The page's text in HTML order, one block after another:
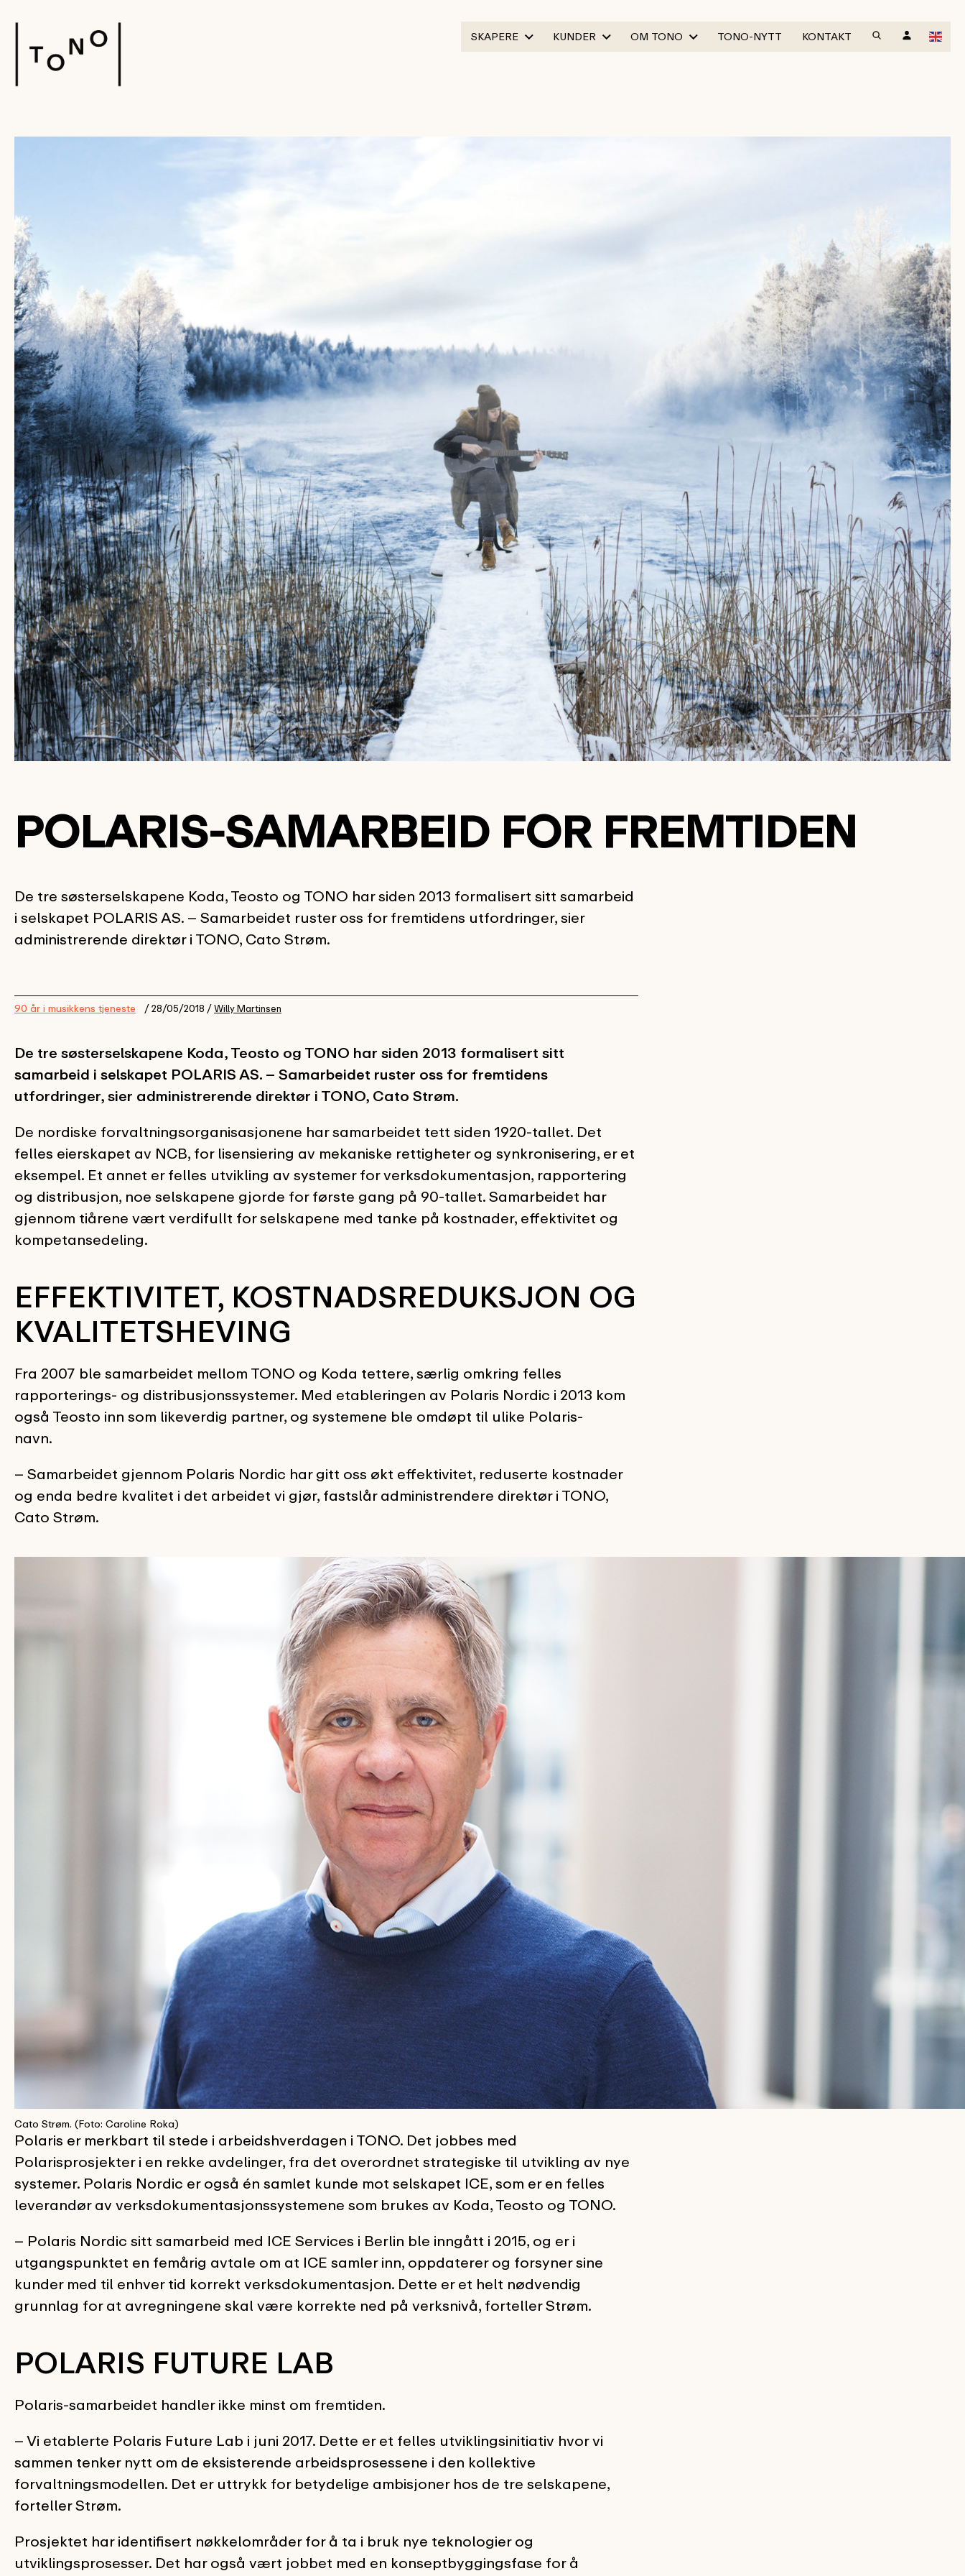
SKAPERE KUNDER OM TONO TONO-NYTT KONTAKT
POLARIS-SAMARBEID FOR FREMTIDEN
De tre søsterselskapene Koda, Teosto og TONO har siden 2013 formalisert sitt samarbeid
i selskapet POLARIS AS. – Samarbeidet ruster oss for fremtidens utfordringer, sier
administrerende direktør i TONO, Cato Strøm.
90 år i musikkens tjeneste / 28/05/2018 /Willy Martinsen
De tre søsterselskapene Koda, Teosto og TONO har siden 2013 formalisert sitt
samarbeid i selskapet POLARIS AS. – Samarbeidet ruster oss for fremtidens
utfordringer, sier administrerende direktør i TONO, Cato Strøm.
De nordiske forvaltningsorganisasjonene har samarbeidet tett siden 1920-tallet. Det
felles eierskapet av NCB, for lisensiering av mekaniske rettigheter og synkronisering, er et
eksempel. Et annet er felles utvikling av systemer for verksdokumentasjon, rapportering
og distribusjon, noe selskapene gjorde for første gang på 90-tallet. Samarbeidet har
gjennom tiårene vært verdifullt for selskapene med tanke på kostnader, effektivitet og
kompetansedeling.
EFFEKTIVITET, KOSTNADSREDUKSJON OG
KVALITETSHEVING
Fra 2007 ble samarbeidet mellom TONO og Koda tettere, særlig omkring felles
rapporterings- og distribusjonssystemer. Med etableringen av Polaris Nordic i 2013 kom
også Teosto inn som likeverdig partner, og systemene ble omdøpt til ulike Polaris-
navn.
– Samarbeidet gjennom Polaris Nordic har gitt oss økt effektivitet, reduserte kostnader
og enda bedre kvalitet i det arbeidet vi gjør, fastslår administrendere direktør i TONO,
Cato Strøm.
Cato Strøm. (Foto: Caroline Roka)
Polaris er merkbart til stede i arbeidshverdagen i TONO. Det jobbes med
Polarisprosjekter i en rekke avdelinger, fra det overordnet strategiske til utvikling av nye
systemer. Polaris Nordic er også én samlet kunde mot selskapet ICE, som er en felles
leverandør av verksdokumentasjonssystemene som brukes av Koda, Teosto og TONO.
– Polaris Nordic sitt samarbeid med ICE Services i Berlin ble inngått i 2015, og er i
utgangspunktet en femårig avtale om at ICE samler inn, oppdaterer og forsyner sine
kunder med til enhver tid korrekt verksdokumentasjon. Dette er et helt nødvendig
grunnlag for at avregningene skal være korrekte ned på verksnivå, forteller Strøm.
POLARIS FUTURE LAB
Polaris-samarbeidet handler ikke minst om fremtiden.
– Vi etablerte Polaris Future Lab i juni 2017. Dette er et felles utviklingsinitiativ hvor vi
sammen tenker nytt om de eksisterende arbeidsprosessene i den kollektive
forvaltningsmodellen. Det er uttrykk for betydelige ambisjoner hos de tre selskapene,
forteller Strøm.
Prosjektet har identifisert nøkkelområder for å ta i bruk nye teknologier og
utviklingsprosesser. Det har også vært jobbet med en konseptbyggingsfase for å